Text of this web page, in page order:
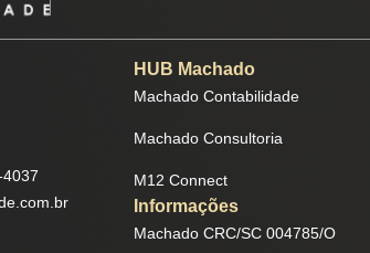
HUB Machado
Machado Contabilidade
Machado Consultoria
M12 Connect
Informações
Machado CRC/SC 004785/O